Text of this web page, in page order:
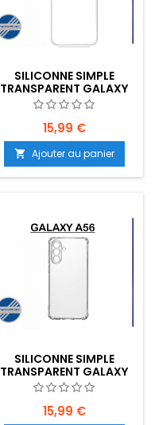
SILICONNE SIMPLE
TRANSPARENT GALAXY
A36 - EMPLACEMENT:
Z02-B70-E04
15,99 €
 Ajouter au panier
SILICONNE SIMPLE
TRANSPARENT GALAXY
A56 - EMPLACEMENT:
Z02-B70-E04
15,99 €